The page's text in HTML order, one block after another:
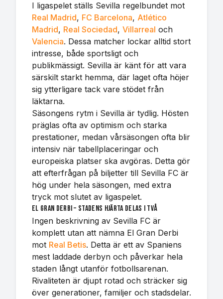
I ligaspelet ställs Sevilla regelbundet mot
Real Madrid, FC Barcelona, Atlético
Madrid, Real Sociedad, Villarreal och
Valencia. Dessa matcher lockar alltid stort
intresse, både sportsligt och
publikmässigt. Sevilla är känt för att vara
särskilt starkt hemma, där laget ofta höjer
sig ytterligare tack vare stödet från
läktarna.
Säsongens rytm i Sevilla är tydlig. Hösten
präglas ofta av optimism och starka
prestationer, medan vårsäsongen ofta blir
intensiv när tabellplaceringar och
europeiska platser ska avgöras. Detta gör
att efterfrågan på biljetter till Sevilla FC är
hög under hela säsongen, med extra
tryck mot slutet av ligaspelet.
El Gran Derbi – stadens hjärta delas i två
Ingen beskrivning av Sevilla FC är
komplett utan att nämna El Gran Derbi
mot Real Betis. Detta är ett av Spaniens
mest laddade derbyn och påverkar hela
staden långt utanför fotbollsarenan.
Rivaliteten är djupt rotad och sträcker sig
över generationer, familjer och stadsdelar.